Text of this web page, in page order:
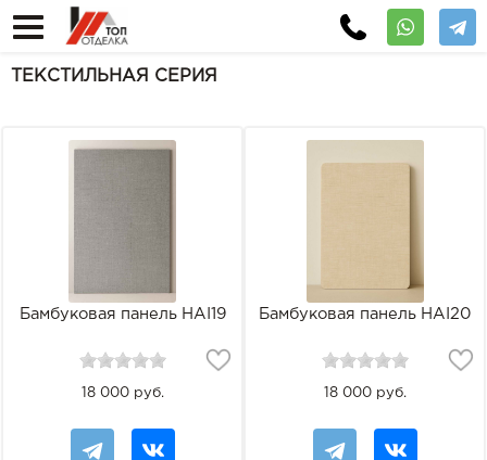
ТЕКСТИЛЬНАЯ СЕРИЯ
Бамбуковая панель HAI19
18 000 руб.
Бамбуковая панель HAI20
18 000 руб.